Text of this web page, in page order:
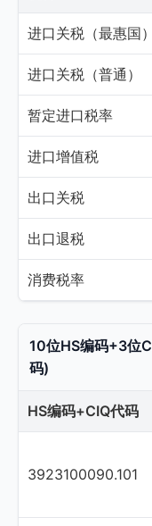
进口关税（最惠国）
进口关税（普通）
暂定进口税率
进口增值税
出口关税
出口退税
消费税率
10位HS编码+3位
码)
HS编码+CIQ代码
3923100090.101